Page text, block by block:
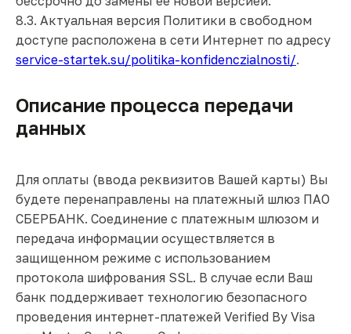
8.3. Актуальная версия Политики в свободном
доступе расположена в сети Интернет по адресу
service-startek.su/politika-konfidenczialnosti/.
Описание процесса передачи
данных
Для оплаты (ввода реквизитов Вашей карты) Вы
будете перенаправлены на платежный шлюз ПАО
СБЕРБАНК. Соединение с платежным шлюзом и
передача информации осуществляется в
защищенном режиме с использованием
протокола шифрования SSL. В случае если Ваш
банк поддерживает технологию безопасного
проведения интернет-платежей Verified By Visa